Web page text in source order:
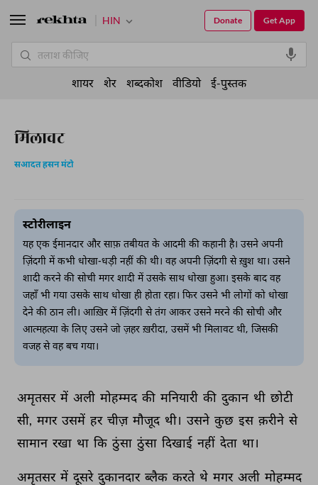
मिलावट
सआदत हसन मंटो
स्टोरीलाइन
यह एक ईमानदार और साफ़ तबीयत के आदमी की कहानी है। उसने अपनी
ज़िंदगी में कभी धोखा-धड़ी नहीं की थी। वह अपनी ज़िंदगी से ख़ुश था। उसने
शादी करने की सोची मगर शादी में उसके साथ धोखा हुआ। इसके बाद वह
जहाँ भी गया उसके साथ धोखा ही होता रहा। फिर उसने भी लोगों को धोखा
देने की ठान ली। आख़िर में ज़िंदगी से तंग आकर उसने मरने की सोची और
आत्महत्या के लिए उसने जो ज़हर ख़रीदा, उसमें भी मिलावट थी, जिसकी
वजह से वह बच गया।
अमृतसर में अली मोहम्मद की मनियारी की दुकान थी छोटी
सी, मगर उसमें हर चीज़ मौजूद थी। उसने कुछ इस क़रीने से
सामान रखा था कि ठुंसा ठुंसा दिखाई नहीं देता था।
अमृतसर में दूसरे दुकानदार ब्लैक करते थे मगर अली मोहम्मद
HIN Get App
Donate
शायर शेर शब्दकोश वीडियो ई-पुस्तक